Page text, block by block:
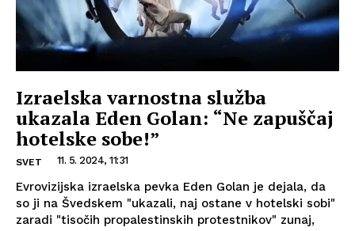
Izraelska varnostna služba
ukazala Eden Golan: “Ne zapuščaj
hotelske sobe!”
SVET 11. 5. 2024, 11:31
Evrovizijska izraelska pevka Eden Golan je dejala, da
so ji na Švedskem "ukazali, naj ostane v hotelski sobi"
zaradi "tisočih propalestinskih protestnikov" zunaj,